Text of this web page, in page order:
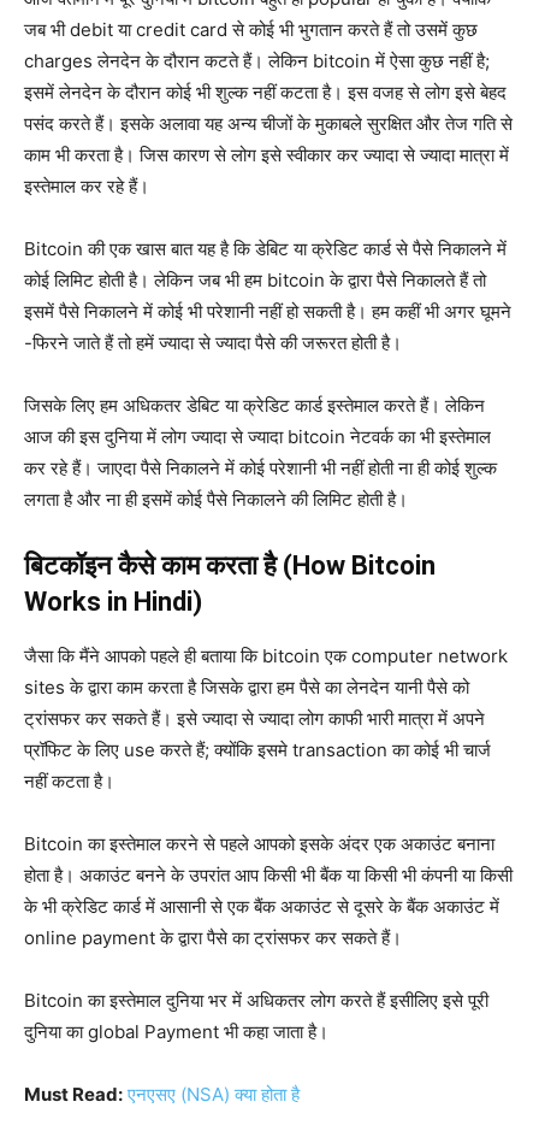
जब भी debit या credit card से कोई भी भुगतान करते हैं तो उसमें कुछ
charges लेनदेन के दौरान कटते हैं। लेकिन bitcoin में ऐसा कुछ नहीं है;
इसमें लेनदेन के दौरान कोई भी शुल्क नहीं कटता है। इस वजह से लोग इसे बेहद
पसंद करते हैं। इसके अलावा यह अन्य चीजों के मुकाबले सुरक्षित और तेज गति से
काम भी करता है। जिस कारण से लोग इसे स्वीकार कर ज्यादा से ज्यादा मात्रा में
इस्तेमाल कर रहे हैं।
Bitcoin की एक खास बात यह है कि डेबिट या क्रेडिट कार्ड से पैसे निकालने में
कोई लिमिट होती है। लेकिन जब भी हम bitcoin के द्वारा पैसे निकालते हैं तो
इसमें पैसे निकालने में कोई भी परेशानी नहीं हो सकती है। हम कहीं भी अगर घूमने
-फिरने जाते हैं तो हमें ज्यादा से ज्यादा पैसे की जरूरत होती है।
जिसके लिए हम अधिकतर डेबिट या क्रेडिट कार्ड इस्तेमाल करते हैं। लेकिन
आज की इस दुनिया में लोग ज्यादा से ज्यादा bitcoin नेटवर्क का भी इस्तेमाल
कर रहे हैं। जाएदा पैसे निकालने में कोई परेशानी भी नहीं होती ना ही कोई शुल्क
लगता है और ना ही इसमें कोई पैसे निकालने की लिमिट होती है।
बिटकॉइन कैसे काम करता है (How Bitcoin
Works in Hindi)
जैसा कि मैंने आपको पहले ही बताया कि bitcoin एक computer network
sites के द्वारा काम करता है जिसके द्वारा हम पैसे का लेनदेन यानी पैसे को
ट्रांसफर कर सकते हैं। इसे ज्यादा से ज्यादा लोग काफी भारी मात्रा में अपने
प्रॉफिट के लिए use करते हैं; क्योंकि इसमे transaction का कोई भी चार्ज
नहीं कटता है।
Bitcoin का इस्तेमाल करने से पहले आपको इसके अंदर एक अकाउंट बनाना
होता है। अकाउंट बनने के उपरांत आप किसी भी बैंक या किसी भी कंपनी या किसी
के भी क्रेडिट कार्ड में आसानी से एक बैंक अकाउंट से दूसरे के बैंक अकाउंट में
online payment के द्वारा पैसे का ट्रांसफर कर सकते हैं।
Bitcoin का इस्तेमाल दुनिया भर में अधिकतर लोग करते हैं इसीलिए इसे पूरी
दुनिया का global Payment भी कहा जाता है।
Must Read: एनएसए (NSA) क्या होता है